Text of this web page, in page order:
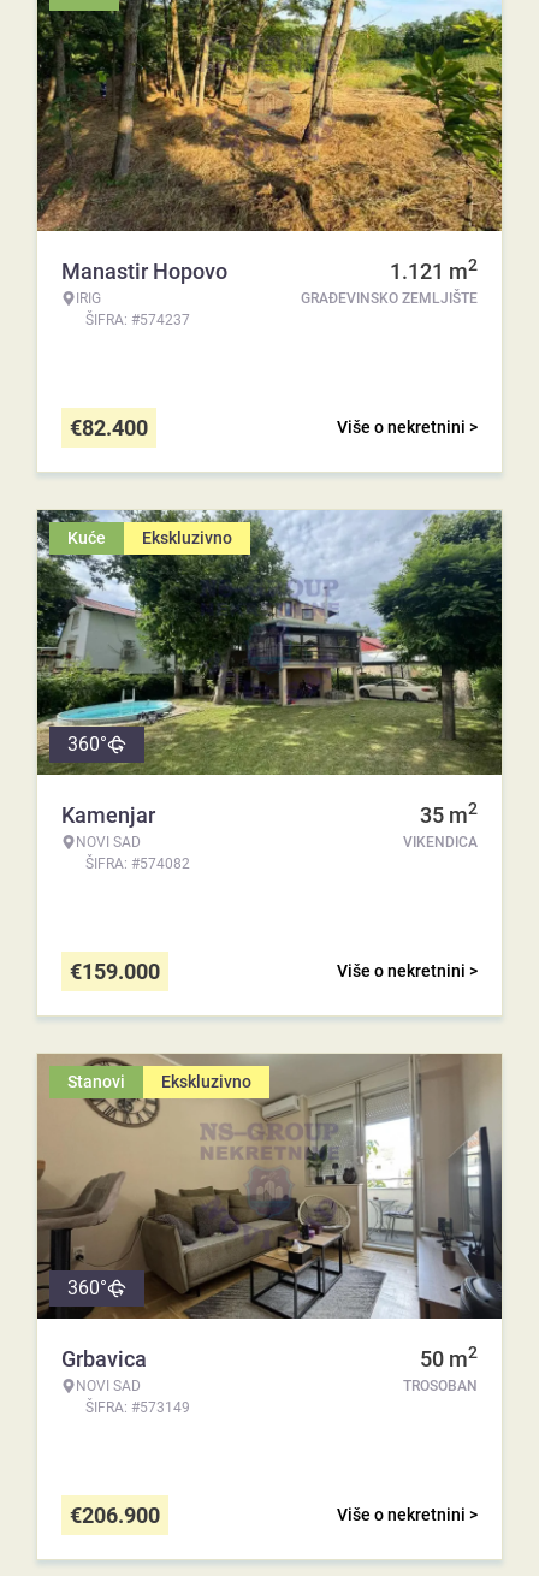
Manastir Hopovo
IRIG
ŠIFRA: #574237
1.121 m2
GRAĐEVINSKO ZEMLJIŠTE
Više o nekretnini >
€82.400
Kuće Ekskluzivno
360°
Kamenjar
NOVI SAD
ŠIFRA: #574082
35 m2
VIKENDICA
Više o nekretnini >
€159.000
Stanovi Ekskluzivno
360°
Grbavica
NOVI SAD
ŠIFRA: #573149
50 m2
TROSOBAN
Više o nekretnini >
€206.900